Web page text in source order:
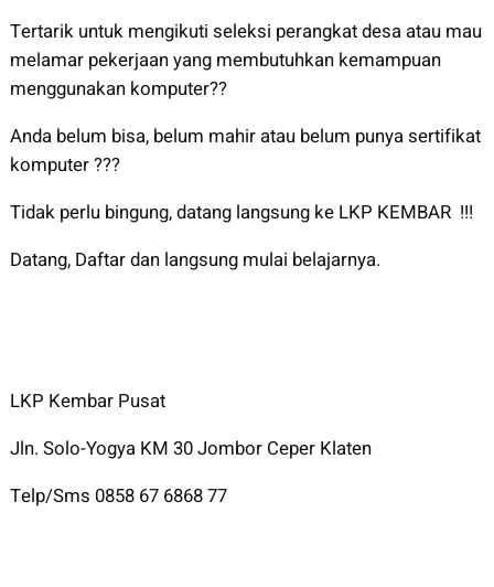
Tertarik untuk mengikuti seleksi perangkat desa atau mau
melamar pekerjaan yang membutuhkan kemampuan
menggunakan komputer??
Anda belum bisa, belum mahir atau belum punya sertifikat
komputer ???
Tidak perlu bingung, datang langsung ke LKP KEMBAR !!!
Datang, Daftar dan langsung mulai belajarnya.
LKP Kembar Pusat
Jln. Solo-Yogya KM 30 Jombor Ceper Klaten
Telp/Sms 0858 67 6868 77